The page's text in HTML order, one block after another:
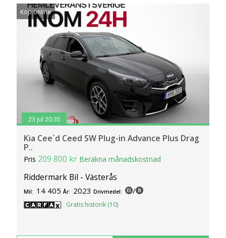
Köp online
23 jul 20:35
Kia Cee´d Ceed SW Plug-in Advance Plus Drag
P..
Pris 209 800 kr Beräkna månadskostnad
Riddermark Bil - Västerås
Mil: 14 405 År: 2023 Drivmedel: /
Gratis historik (10)